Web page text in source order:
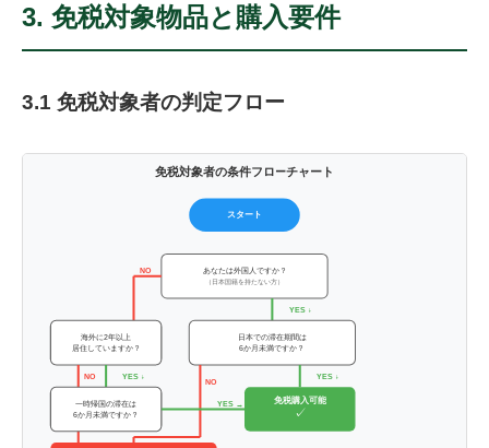
3. 免税対象物品と購入要件
3.1 免税対象者の判定フロー
免税対象者の条件フローチャート
スタート
あなたは外国人ですか？
（日本国籍を持たない方）
YES ↓
NO
日本での滞在期間は
6か月未満ですか？
海外に2年以上
居住していますか？
YES ↓
NO
YES ↓
NO
一時帰国の滞在は
6か月未満ですか？
YES → 免税購入可能
✓